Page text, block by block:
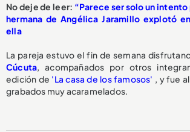
No deje de leer: “Parece ser solo un
hermana de Angélica Jaramillo explotó
ella
La pareja estuvo el fin de semana
Cúcuta, acompañados por otros
edición de 'La casa de los famosos' , y fue
grabados muy acaramelados.